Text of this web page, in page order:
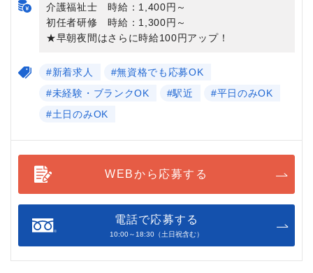
介護福祉士 時給：1,400円～
初任者研修 時給：1,300円～
★早朝夜間はさらに時給100円アップ！
#新着求人
#無資格でも応募OK
#未経験・ブランクOK
#駅近
#平日のみOK
#土日のみOK
WEBから応募する
電話で応募する
10:00～18:30（土日祝含む）